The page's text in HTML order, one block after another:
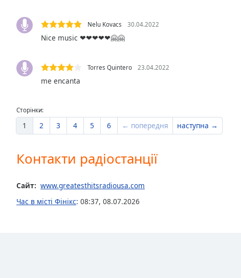
Close
Modal
dialog
Nelu Kovacs 30.04.2022
Nice music ❤❤❤❤❤🤗🤗
Torres Quintero 23.04.2022
me encanta
Сторінки:
1 2 3 4 5 6 ← попередня наступна →
Контакти радіостанції
Сайт: www.greatesthitsradiousa.com
Час в місті Фінікс: 08:37, 08.07.2026